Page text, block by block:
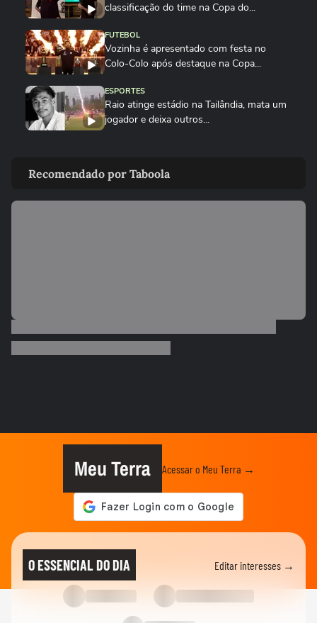
classificação do time na Copa do...
FUTEBOL
Vozinha é apresentado com festa no
Colo-Colo após destaque na Copa...
ESPORTES
Raio atinge estádio na Tailândia, mata um
jogador e deixa outros...
contra o Remo e ironiza:...
ESPORTES
campo: 'Existe diferença entre...
00:26
Por que o corpo treme durante a prancha?
Vídeo mostra o momento em que jogador
do São Paulo atropela idoso...
Vídeo mostra o momento em que Nicolas,
Recomendado por Taboola
Meu Terra Acessar o Meu Terra →
O ESSENCIAL DO DIA Editar interesses →